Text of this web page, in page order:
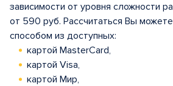
зависимости от уровня сложности
от 590 руб. Рассчитаться Вы
способом из доступных:
картой MasterCard,
картой Visa,
картой Мир,